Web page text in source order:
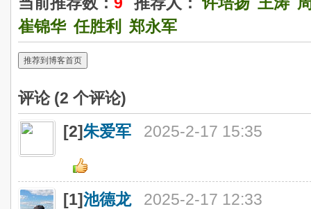
崔锦华 任胜利 郑永军
推荐到博客首页
评论 (2 个评论)
[2]朱爱军 2025-2-17 15:35
[1]池德龙 2025-2-17 12:33